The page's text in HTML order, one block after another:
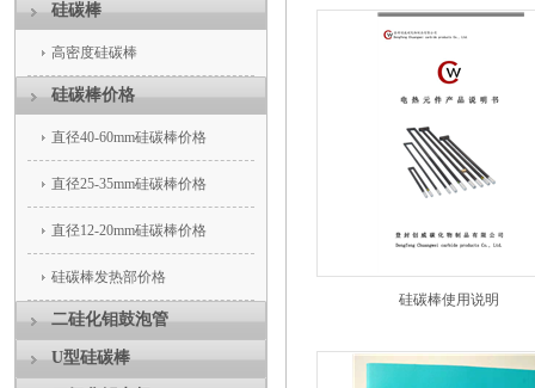
硅碳棒
高密度硅碳棒
硅碳棒价格
直径40-60mm硅碳棒价格
直径25-35mm硅碳棒价格
直径12-20mm硅碳棒价格
硅碳棒发热部价格
二硅化钼鼓泡管
U型硅碳棒
硅碳棒使用说明